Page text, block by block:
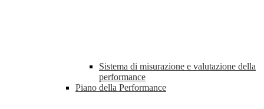
Sistema di misurazione e valutazione della
performance
Piano della Performance